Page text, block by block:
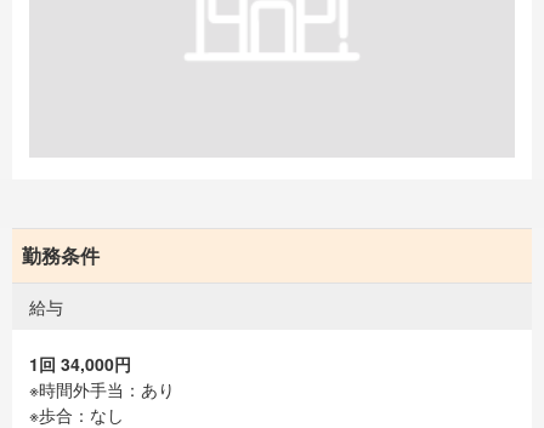
勤務条件
給与
1回 34,000円
※時間外手当：あり
※歩合：なし